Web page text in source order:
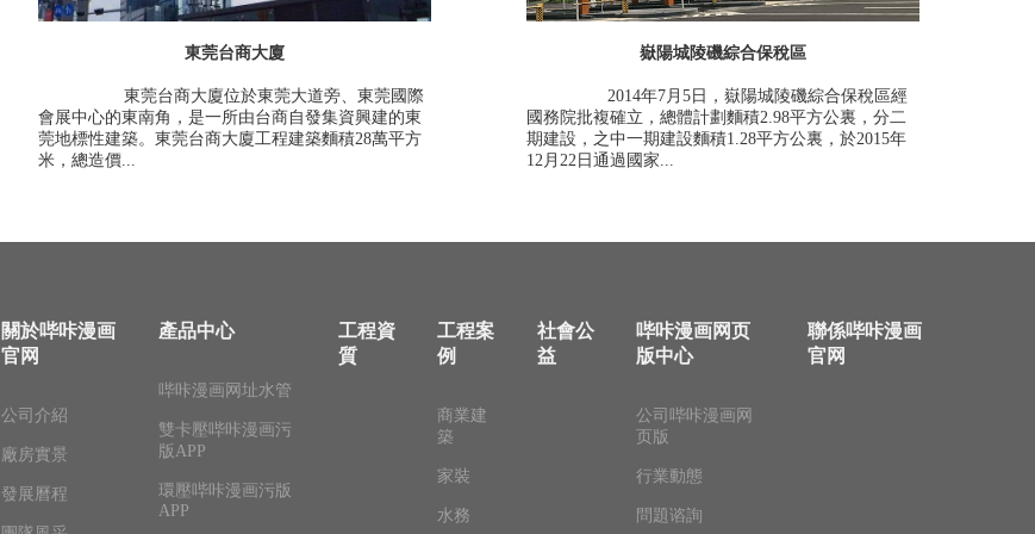
東莞台商大廈
東莞台商大廈位於東莞大道旁、東莞國際
會展中心的東南角，是一所由台商自發集資興建的東
莞地標性建築。東莞台商大廈工程建築麵積28萬平方
米，總造價...
嶽陽城陵磯綜合保稅區
2014年7月5日，嶽陽城陵磯綜合保稅區經
國務院批複確立，總體計劃麵積2.98平方公裏，分二
期建設，之中一期建設麵積1.28平方公裏，於2015年
12月22日通過國家...
關於哔咔漫画
官网
公司介紹
廠房實景
發展曆程
產品中心
哔咔漫画网址水管
雙卡壓哔咔漫画污
版APP
環壓哔咔漫画污版
APP
工程資
質
工程案
例
商業建
築
家裝
水務
社會公
益
哔咔漫画网页
版中心
公司哔咔漫画网
页版
行業動態
問題谘詢
聯係哔咔漫画
官网